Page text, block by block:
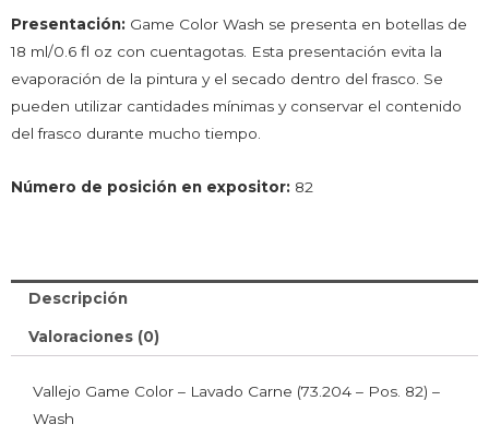
Presentación: Game Color Wash se presenta en botellas de
18 ml/0.6 fl oz con cuentagotas. Esta presentación evita la
evaporación de la pintura y el secado dentro del frasco. Se
pueden utilizar cantidades mínimas y conservar el contenido
del frasco durante mucho tiempo.
Número de posición en expositor: 82
Descripción
Valoraciones (0)
Vallejo Game Color – Lavado Carne (73.204 – Pos. 82) –
Wash